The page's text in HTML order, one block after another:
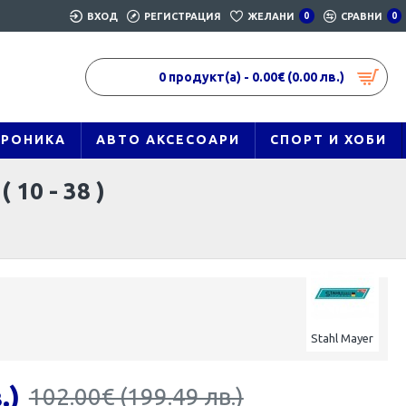
ВХОД РЕГИСТРАЦИЯ ЖЕЛАНИ 0 СРАВНИ 0
0 продукт(а) - 0.00€ (0.00 лв.)
АВТО АКСЕСОАРИ СПОРТ И ХОБИ
10 - 38 )
Stahl Mayer
102.00€ (199.49 лв.)